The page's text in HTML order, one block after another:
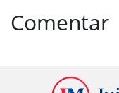
Comentar